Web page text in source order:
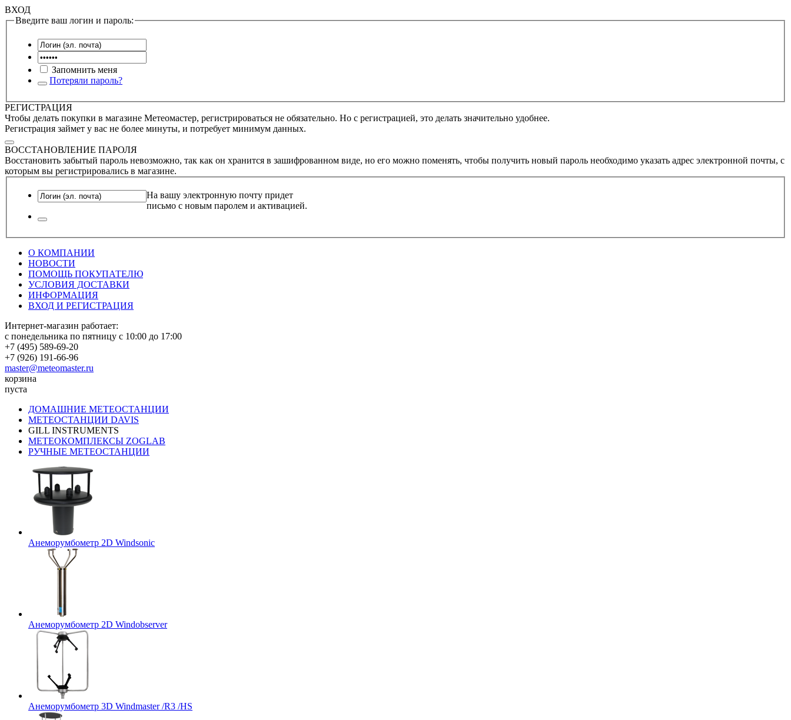
ВХОД
Введите ваш логин и пароль:
Запомнить меня
Потеряли пароль?
РЕГИСТРАЦИЯ
Чтобы делать покупки в магазине Метеомастер, регистрироваться не обязательно. Но с регистрацией, это делать значительно удобнее.
Регистрация займет у вас не более минуты, и потребует минимум данных.
ВОССТАНОВЛЕНИЕ ПАРОЛЯ
Восстановить забытый пароль невозможно, так как он хранится в зашифрованном виде, но его можно поменять, чтобы получить новый пароль необходимо указать адрес электронной почты, с
которым вы регистрировались в магазине.
На вашу электронную почту придет
письмо с новым паролем и активацией.
О КОМПАНИИ
НОВОСТИ
ПОМОЩЬ ПОКУПАТЕЛЮ
УСЛОВИЯ ДОСТАВКИ
ИНФОРМАЦИЯ
ВХОД И РЕГИСТРАЦИЯ
Интернет-магазин работает:
с понедельника по пятницу с 10:00 до 17:00
+7 (495) 589-69-20
+7 (926) 191-66-96
master@meteomaster.ru
корзина
пуста
ДОМАШНИЕ МЕТЕОСТАНЦИИ
МЕТЕОСТАНЦИИ DAVIS
GILL INSTRUMENTS
МЕТЕОКОМПЛЕКСЫ ZOGLAB
РУЧНЫЕ МЕТЕОСТАНЦИИ
Анеморумбометр 2D Windsonic
Анеморумбометр 2D Windobserver
Анеморумбометр 3D Windmaster /R3 /HS